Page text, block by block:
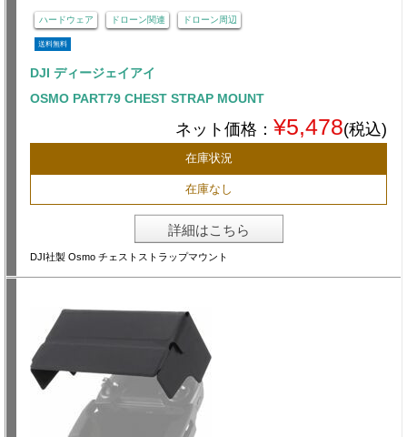
ハードウェア ドローン関連 ドローン周辺
送料無料
DJI ディージェイアイ
OSMO PART79 CHEST STRAP MOUNT
ネット価格： ¥5,478(税込)
在庫状況
在庫なし
詳細はこちら
DJI社製 Osmo チェストストラップマウント